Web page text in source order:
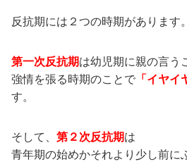
反抗期には２つの時期があります。
第一次反抗期は幼児期に親の言う
強情を張る時期のことで 「イヤイ
す。
そして、 第２次反抗期は
青年期の始めかそれより少し前に